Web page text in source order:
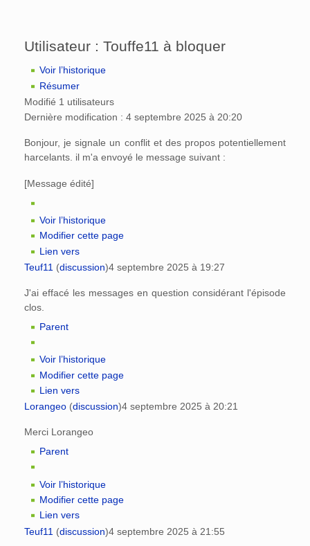
Utilisateur : Touffe11 à bloquer
Voir l’historique
Résumer
Modifié 1 utilisateurs
Dernière modification : 4 septembre 2025 à 20:20
Bonjour, je signale un conflit et des propos potentiellement
harcelants. il m'a envoyé le message suivant :
[Message édité]
Voir l’historique
Modifier cette page
Lien vers
Teuf11 (discussion)4 septembre 2025 à 19:27
J'ai effacé les messages en question considérant l'épisode
clos.
Parent
Voir l’historique
Modifier cette page
Lien vers
Lorangeo (discussion)4 septembre 2025 à 20:21
Merci Lorangeo
Parent
Voir l’historique
Modifier cette page
Lien vers
Teuf11 (discussion)4 septembre 2025 à 21:55